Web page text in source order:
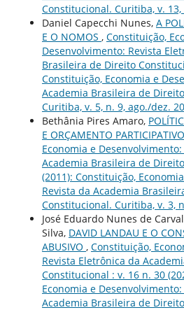
Constitucional. Curitiba, v.
Daniel Capecchi Nunes, A
E O NOMOS , Constituição,
Desenvolvimento: Revista
Brasileira de Direito
Constituição, Economia e
Academia Brasileira de
Curitiba, v. 5, n. 9, ago./dez.
Bethânia Pires Amaro,
E ORÇAMENTO PARTICIPATIVO
Economia e
Academia Brasileira de
(2011): Constituição,
Revista da Academia
Constitucional. Curitiba, v. 3,
José Eduardo Nunes de
Silva, DAVID LANDAU E O
ABUSIVO , Constituição,
Revista Eletrônica da
Constitucional : v. 16 n. 30
Economia e
Academia Brasileira de